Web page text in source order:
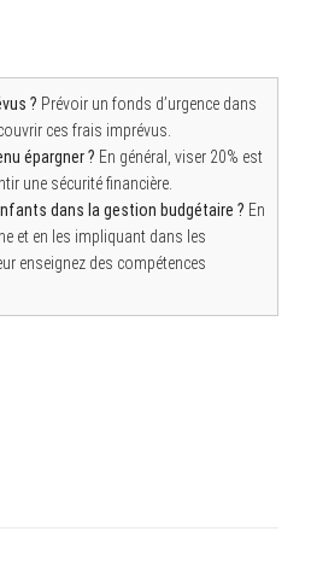
? Prévoir un fonds d’urgence dans
ces frais imprévus.
épargner ? En général, viser 20% est
une sécurité financière.
dans la gestion budgétaire ? En
et en les impliquant dans les
enseignez des compétences